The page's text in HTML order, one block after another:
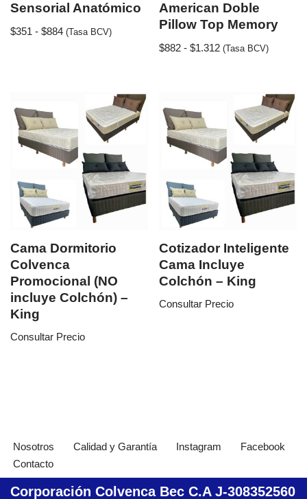
Sensorial Anatómico
$351 - $884 (Tasa BCV)
American Doble
Pillow Top Memory
$882 - $1.312 (Tasa BCV)
Cama Dormitorio
Colvenca
Promocional (NO
incluye Colchón) –
King
Consultar Precio
Cotizador Inteligente
Cama Incluye
Colchón – King
Consultar Precio
Nosotros Calidad y Garantía Instagram
Facebook
Contacto
Corporación Colvenca Bec C.A J-308352560